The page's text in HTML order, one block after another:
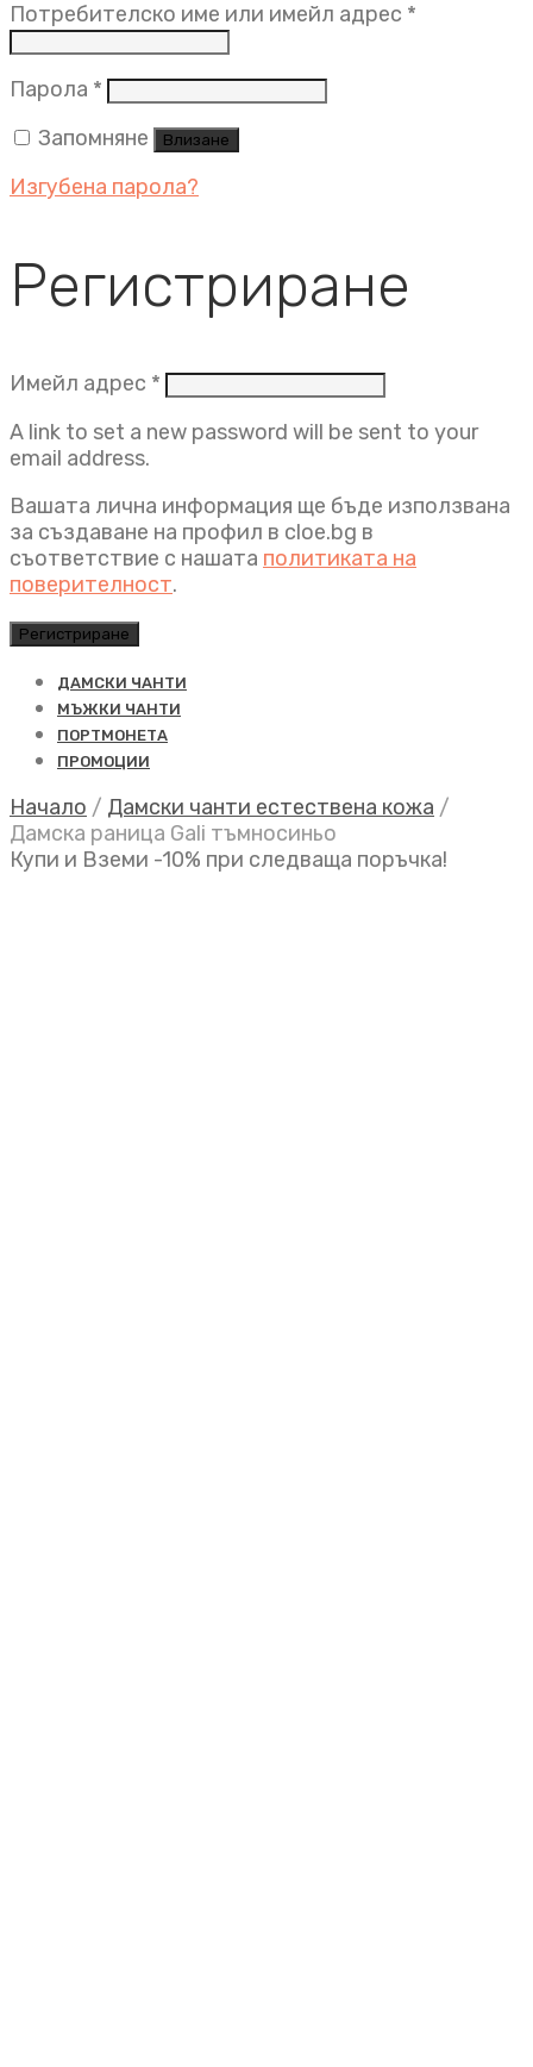
Потребителско име или имейл адрес *
Парола * Задължително
Запомняне
Влизане
Изгубена парола?
Регистриране
Имейл адрес * Задължително
A link to set a new password will be sent to your
email address.
Вашата лична информация ще бъде използвана
за създаване на профил в cloe.bg в
съответствие с нашата политиката на
поверителност.
Регистриране
ДАМСКИ ЧАНТИ
МЪЖКИ ЧАНТИ
ПОРТМОНЕТА
ПРОМОЦИИ
Начало / Дамски чанти естествена кожа /
Дамска раница Gali тъмносиньо
Купи и Вземи -10% при следваща поръчка!